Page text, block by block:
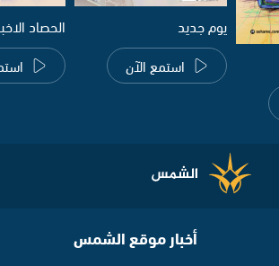
يوم جديد
استمع الآن
الحصاد
أخبار موقع الشمس